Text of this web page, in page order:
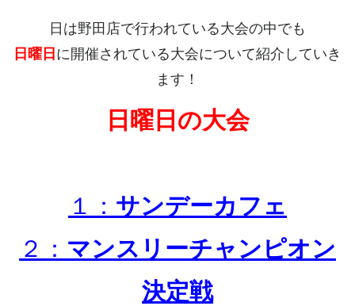
日は野田店で行われている大会の中でも
日曜日 に開催されている大会について紹介していき
ます！
日曜日の大会
１： サンデーカフェ
２： マンスリーチャンピオン
決定戦